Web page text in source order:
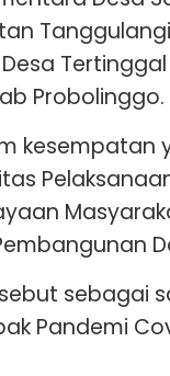
Probolinggo.
kesempatan
sebagai
Pandemi